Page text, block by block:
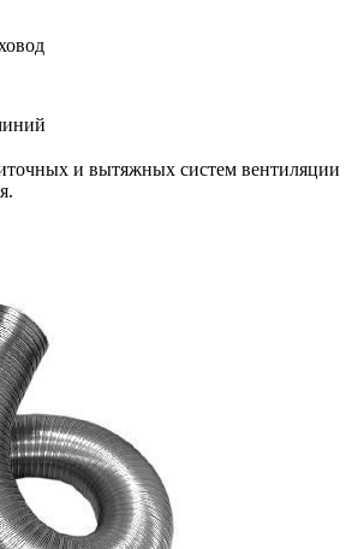
и вытяжных систем вентиляции